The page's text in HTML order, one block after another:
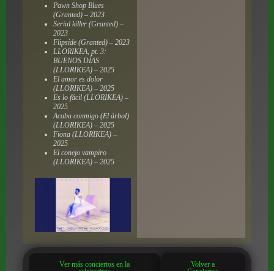
Pawn Shop Blues
(Granted) – 2023
Serial killer (Granted) –
2023
Flipside (Granted) – 2023
LLORIKEA, pt. 3:
BUENOS DÍAS
(LLORIKEA) – 2025
El amor es dolor
(LLORIKEA) – 2025
Es lo fácil (LLORIKEA) –
2025
Acaba conmigo (El árbol)
(LLORIKEA) – 2025
Fiona (LLORIKEA) –
2025
El conejo vampiro
(LLORIKEA) – 2025
Ver más conciertos en la
Volver a